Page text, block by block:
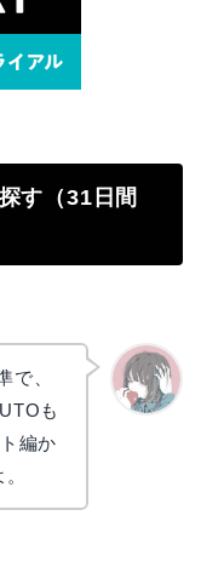
す（31日間
で、
も
編か